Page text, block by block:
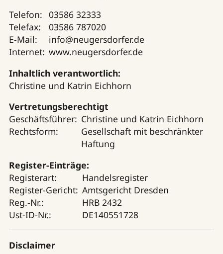
Telefon: 03586 32333
Telefax:
03586 787020
E-Mail:
info@neugersdorfer.de
Internet: www.neugersdorfer.de
Inhaltlich verantwortlich:
Christine und Katrin Eichhorn
Vertretungsberechtigt
Geschäftsführer: Christine und Katrin Eichhorn
Rechtsform:
Gesellschaft mit beschränkter
Haftung
Register-Einträge:
Registerart:
Handelsregister
Register-Gericht: Amtsgericht Dresden
Reg.-Nr.:
HRB 2432
Ust-ID-Nr.:
DE140551728
Disclaimer